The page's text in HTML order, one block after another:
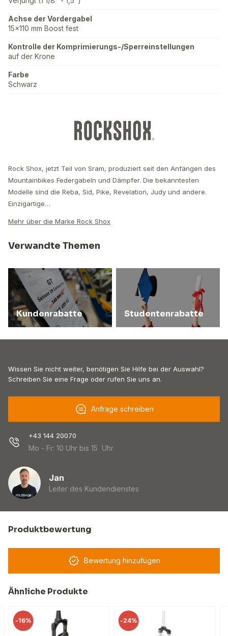
Achse der Vordergabel
15x110 mm Boost fest
Kontrolle der Komprimierungs-/Sperreinstellungen
auf der Krone
Farbe
Schwarz
Rock Shox, jetzt Teil von Sram, produziert seit den Anfängen des
Mountainbikes Federgabeln und Dämpfer. Die bekanntesten
Modelle sind die Reba, Sid, Pike, Revelation, Judy und andere.
Einzigartige…
Mehr über die Marke Rock Shox
Verwandte Themen
Kundenrabatte Studentenrabatte
Wissen Sie nicht weiter, benötigen Sie Hilfe bei der Auswahl?
Schreiben Sie eine Frage oder rufen Sie uns an.
Anfrage schreiben
+43 144 20070
Mo - Fr: 10 Uhr bis 15 Uhr
Jan
Leiter des Kundendienstes
Produktbewertung
Bewertung hinzufügen
Ähnliche Produkte
-16% -24%